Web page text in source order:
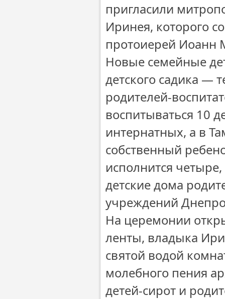
пригласили
Иринея, которого
протоиерей Иоанн
Новые семейные
детского садика —
родителей-
воспитываться 10
интернатных, а в
собственный
исполнится
детские дома
учреждений
На церемонии
ленты, владыка
святой водой
молебного пения
детей-сирот и